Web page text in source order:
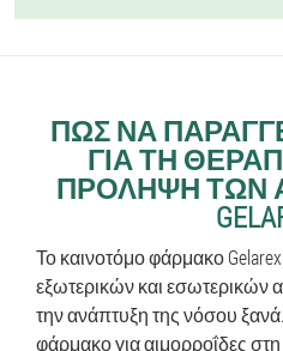
ΠΏΣ ΝΑ
ΓΙΑ ΤΗ
ΠΡΌΛΗΨΗ ΤΩΝ
Το καινοτόμο φάρμακο
εξωτερικών και εσωτερικών
την ανάπτυξη της νόσου
φάρμακο για αιμορροΐδες